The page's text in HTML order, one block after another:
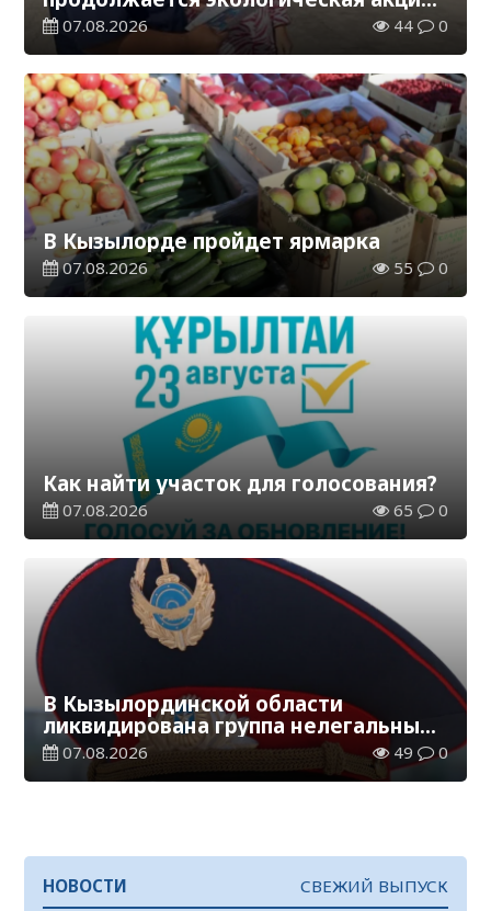
«Таза Қазақстан»
07.08.2026 44 0
В Кызылорде пройдет ярмарка
07.08.2026 55 0
Как найти участок для голосования?
07.08.2026 65 0
В Кызылординской области
ликвидирована группа нелегальных
добытчиков золота
07.08.2026 49 0
НОВОСТИ СВЕЖИЙ ВЫПУСК